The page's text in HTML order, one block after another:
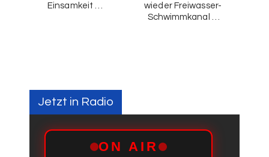
Einsamkeit …
wieder Freiwasser-
Schwimmkanal …
Jetzt in Radio